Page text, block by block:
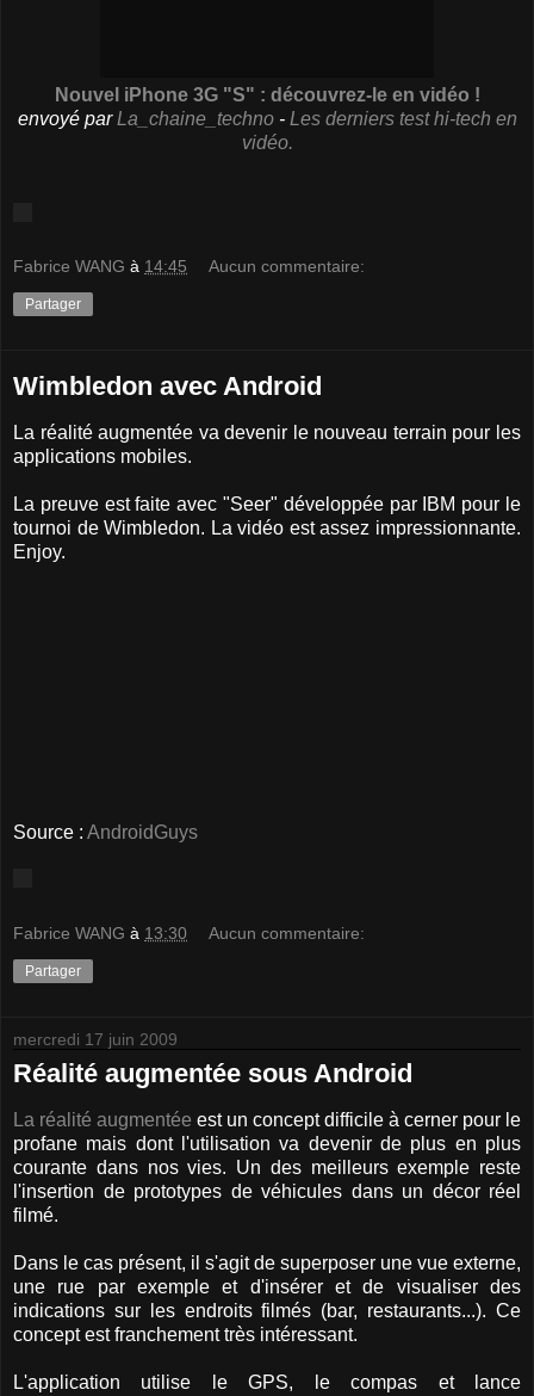
Nouvel iPhone 3G "S" : découvrez-le en vidéo !
envoyé parLa_chaine_techno- Les derniers test hi-tech en
vidéo.
Fabrice WANG à 14:45 Aucun commentaire:
Partager
Wimbledon avec Android
La réalité augmentée va devenir le nouveau terrain pour les
applications mobiles.
La preuve est faite avec "Seer" développée par IBM pour le
tournoi de Wimbledon. La vidéo est assez impressionnante.
Enjoy.
Source : AndroidGuys
Fabrice WANG à 13:30 Aucun commentaire:
Partager
mercredi 17 juin 2009
Réalité augmentée sous Android
La réalité augmentée est un concept difficile à cerner pour le
profane mais dont l'utilisation va devenir de plus en plus
courante dans nos vies. Un des meilleurs exemple reste
l'insertion de prototypes de véhicules dans un décor réel
filmé.
Dans le cas présent, il s'agit de superposer une vue externe,
une rue par exemple et d'insérer et de visualiser des
indications sur les endroits filmés (bar, restaurants...). Ce
concept est franchement très intéressant.
L'application utilise le GPS, le compas et lance